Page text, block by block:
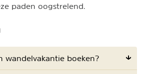
paden oogstrelend.
wandelvakantie boeken?